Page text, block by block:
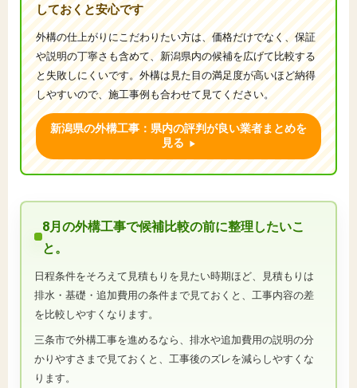
しておくと安心です
外構の仕上がりにこだわりたい方は、価格だけでなく、保証
や説明の丁寧さも含めて、新潟県内の候補を広げて比較する
と失敗しにくいです。外構は見た目の満足度が高いほど納得
しやすいので、施工事例も合わせて見てください。
新潟県の外構工事：県内の評判が良い業者まとめを
見る
8月の外構工事で候補比較の前に整理したいこ
と。
日程条件をそろえて見積もりを見たい時期ほど、見積もりは
排水・基礎・追加費用の条件まで見ておくと、工事内容の差
を比較しやすくなります。
三条市で外構工事を進めるなら、排水や追加費用の説明の分
かりやすさまで見ておくと、工事後のズレを減らしやすくな
ります。